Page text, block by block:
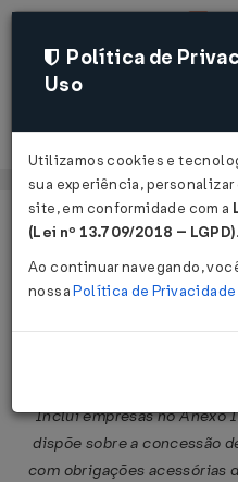
Página Inicial Legislações
Ajuste SINIEF
Inclui empresas no Anexo
dispõe sobre a concessão
com obrigações acessórias
Política de
Uso
Utilizamos cookies e
sua experiência,
site, em conformidade com a
(Lei nº 13.709/2018 – LGPD).
Ao continuar navegando,
nossaPolítica de Privacidade